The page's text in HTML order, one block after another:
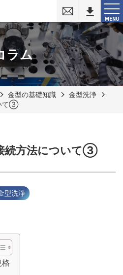
MENU
い
合
わ
せ
ラム
金型の基礎知識
金型洗浄
て③
続方法について③
型洗浄